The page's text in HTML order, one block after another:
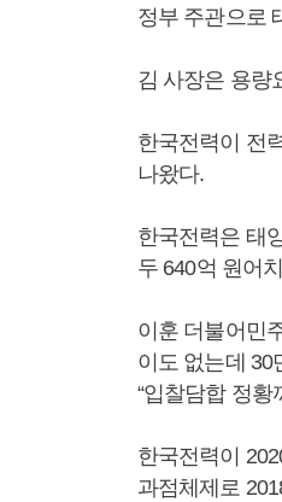
정부 주관으로
김 사장은 용량
한국전력이 전
나왔다.
한국전력은 태
두 640억 원어
이훈 더불어민
이도 없는데 30
“입찰담합 정황
한국전력이
과점체제로